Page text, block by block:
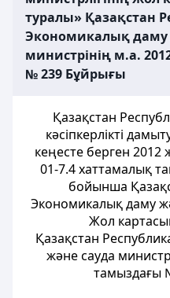
туралы» Қазақстан
Экономикалық даму
министрінің м.а.
№ 239 Бұйрығы
Қазақстан
кәсіпкерлікті
кеңесте берген
01-7.4 хаттамалық
бойынша
Экономикалық даму
Жол
Қазақстан
және сауда
тамыздағы